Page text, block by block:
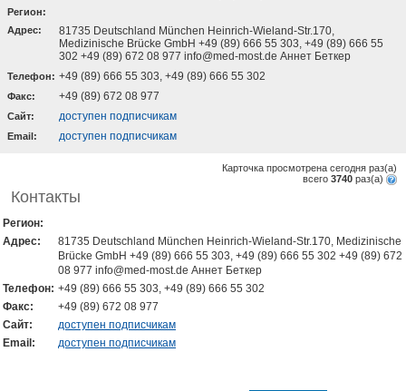
Регион:
Адрес:
81735 Deutschland München Heinrich-Wieland-Str.170,
Medizinische Brücke GmbH +49 (89) 666 55 303, +49 (89) 666 55
302 +49 (89) 672 08 977 info@med-most.de Аннет Беткер
Телефон: +49 (89) 666 55 303, +49 (89) 666 55 302
Факс: +49 (89) 672 08 977
Cайт: доступен подписчикам
Email: доступен подписчикам
Карточка просмотрена сегодня раз(a)
всего 3740 раз(a)
Контакты
Регион:
Адрес:
81735 Deutschland München Heinrich-Wieland-Str.170, Medizinische
Brücke GmbH +49 (89) 666 55 303, +49 (89) 666 55 302 +49 (89) 672
08 977 info@med-most.de Аннет Беткер
Телефон: +49 (89) 666 55 303, +49 (89) 666 55 302
Факс:
+49 (89) 672 08 977
Cайт:
доступен подписчикам
Email:
доступен подписчикам